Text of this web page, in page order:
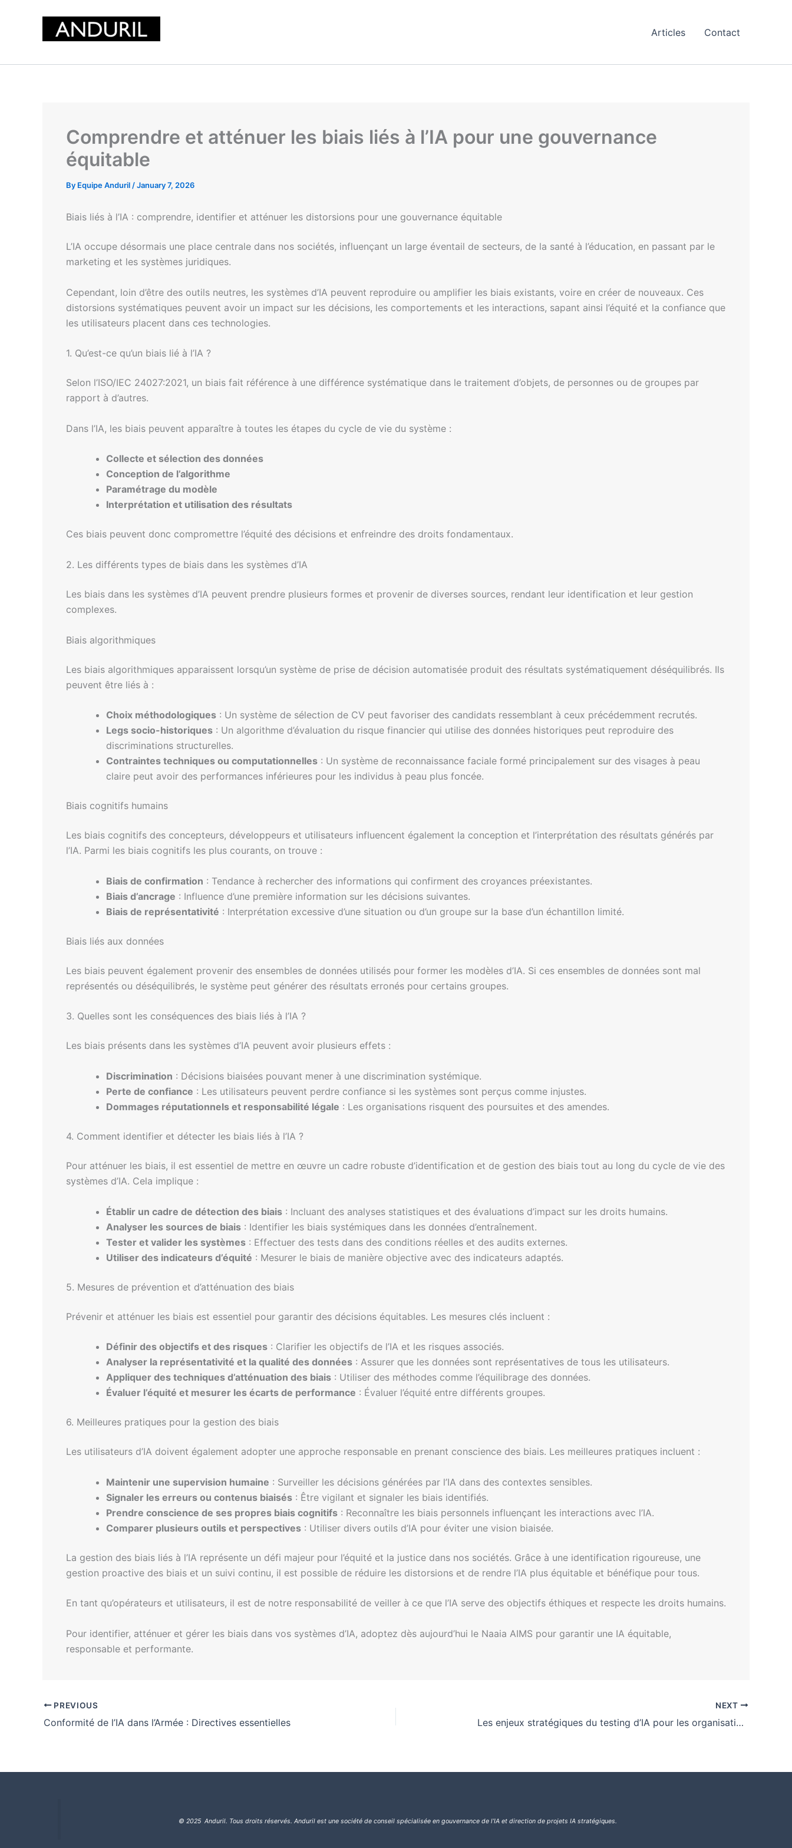
Articles Contact
Comprendre et atténuer les biais liés à l’IA pour une gouvernance
équitable
By Equipe Anduril /January 7, 2026
Biais liés à l’IA : comprendre, identifier et atténuer les distorsions pour une gouvernance équitable
L’IA occupe désormais une place centrale dans nos sociétés, influençant un large éventail de secteurs, de la santé à l’éducation, en passant par le
marketing et les systèmes juridiques.
Cependant, loin d’être des outils neutres, les systèmes d’IA peuvent reproduire ou amplifier les biais existants, voire en créer de nouveaux. Ces
distorsions systématiques peuvent avoir un impact sur les décisions, les comportements et les interactions, sapant ainsi l’équité et la confiance que
les utilisateurs placent dans ces technologies.
1. Qu’est-ce qu’un biais lié à l’IA ?
Selon l’ISO/IEC 24027:2021, un biais fait référence à une différence systématique dans le traitement d’objets, de personnes ou de groupes par
rapport à d’autres.
Dans l’IA, les biais peuvent apparaître à toutes les étapes du cycle de vie du système :
Collecte et sélection des données
Conception de l’algorithme
Paramétrage du modèle
Interprétation et utilisation des résultats
Ces biais peuvent donc compromettre l’équité des décisions et enfreindre des droits fondamentaux.
2. Les différents types de biais dans les systèmes d’IA
Les biais dans les systèmes d’IA peuvent prendre plusieurs formes et provenir de diverses sources, rendant leur identification et leur gestion
complexes.
Biais algorithmiques
Les biais algorithmiques apparaissent lorsqu’un système de prise de décision automatisée produit des résultats systématiquement déséquilibrés. Ils
peuvent être liés à :
Choix méthodologiques : Un système de sélection de CV peut favoriser des candidats ressemblant à ceux précédemment recrutés.
Legs socio-historiques : Un algorithme d’évaluation du risque financier qui utilise des données historiques peut reproduire des
discriminations structurelles.
Contraintes techniques ou computationnelles : Un système de reconnaissance faciale formé principalement sur des visages à peau
claire peut avoir des performances inférieures pour les individus à peau plus foncée.
Biais cognitifs humains
Les biais cognitifs des concepteurs, développeurs et utilisateurs influencent également la conception et l’interprétation des résultats générés par
l’IA. Parmi les biais cognitifs les plus courants, on trouve :
Biais de confirmation : Tendance à rechercher des informations qui confirment des croyances préexistantes.
Biais d’ancrage : Influence d’une première information sur les décisions suivantes.
Biais de représentativité : Interprétation excessive d’une situation ou d’un groupe sur la base d’un échantillon limité.
Biais liés aux données
Les biais peuvent également provenir des ensembles de données utilisés pour former les modèles d’IA. Si ces ensembles de données sont mal
représentés ou déséquilibrés, le système peut générer des résultats erronés pour certains groupes.
3. Quelles sont les conséquences des biais liés à l’IA ?
Les biais présents dans les systèmes d’IA peuvent avoir plusieurs effets :
Discrimination : Décisions biaisées pouvant mener à une discrimination systémique.
Perte de confiance : Les utilisateurs peuvent perdre confiance si les systèmes sont perçus comme injustes.
Dommages réputationnels et responsabilité légale : Les organisations risquent des poursuites et des amendes.
4. Comment identifier et détecter les biais liés à l’IA ?
Pour atténuer les biais, il est essentiel de mettre en œuvre un cadre robuste d’identification et de gestion des biais tout au long du cycle de vie des
systèmes d’IA. Cela implique :
Établir un cadre de détection des biais : Incluant des analyses statistiques et des évaluations d’impact sur les droits humains.
Analyser les sources de biais : Identifier les biais systémiques dans les données d’entraînement.
Tester et valider les systèmes : Effectuer des tests dans des conditions réelles et des audits externes.
Utiliser des indicateurs d’équité : Mesurer le biais de manière objective avec des indicateurs adaptés.
5. Mesures de prévention et d’atténuation des biais
Prévenir et atténuer les biais est essentiel pour garantir des décisions équitables. Les mesures clés incluent :
Définir des objectifs et des risques : Clarifier les objectifs de l’IA et les risques associés.
Analyser la représentativité et la qualité des données : Assurer que les données sont représentatives de tous les utilisateurs.
Appliquer des techniques d’atténuation des biais : Utiliser des méthodes comme l’équilibrage des données.
Évaluer l’équité et mesurer les écarts de performance : Évaluer l’équité entre différents groupes.
6. Meilleures pratiques pour la gestion des biais
Les utilisateurs d’IA doivent également adopter une approche responsable en prenant conscience des biais. Les meilleures pratiques incluent :
Maintenir une supervision humaine : Surveiller les décisions générées par l’IA dans des contextes sensibles.
Signaler les erreurs ou contenus biaisés : Être vigilant et signaler les biais identifiés.
Prendre conscience de ses propres biais cognitifs : Reconnaître les biais personnels influençant les interactions avec l’IA.
Comparer plusieurs outils et perspectives : Utiliser divers outils d’IA pour éviter une vision biaisée.
La gestion des biais liés à l’IA représente un défi majeur pour l’équité et la justice dans nos sociétés. Grâce à une identification rigoureuse, une
gestion proactive des biais et un suivi continu, il est possible de réduire les distorsions et de rendre l’IA plus équitable et bénéfique pour tous.
En tant qu’opérateurs et utilisateurs, il est de notre responsabilité de veiller à ce que l’IA serve des objectifs éthiques et respecte les droits humains.
Pour identifier, atténuer et gérer les biais dans vos systèmes d’IA, adoptez dès aujourd’hui le Naaia AIMS pour garantir une IA équitable,
responsable et performante.
PREVIOUS
Conformité de l’IA dans l’Armée : Directives essentielles
NEXT
Les enjeux stratégiques du testing d’IA pour les organisations
© 2025 Anduril. Tous droits réservés. Anduril est une société de conseil spécialisée en gouvernance de l’IA et direction de projets IA stratégiques.